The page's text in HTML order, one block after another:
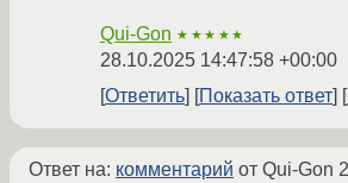
Qui-Gon ★★★★★
28.10.2025 14:47:58 +00:00
Ответить
Показать ответ
Ответ на: комментарий от Qui-Gon